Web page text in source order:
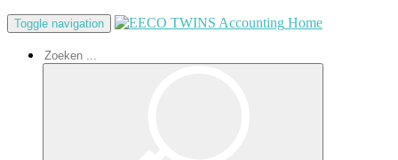
Toggle navigation Home